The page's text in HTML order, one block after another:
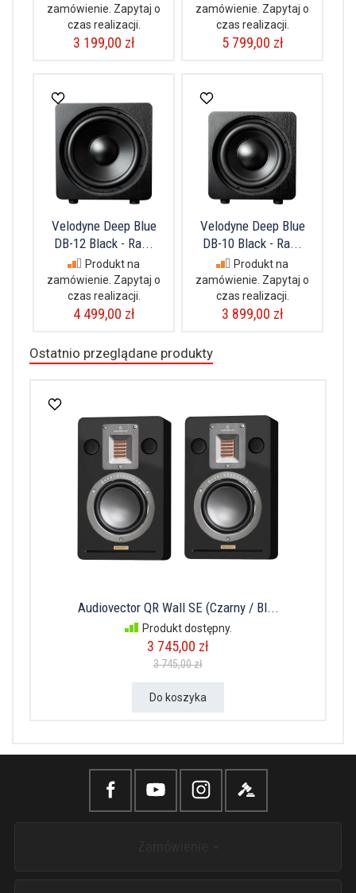
zamówienie. Zapytaj o
czas realizacji.
3 199,00 zł
zamówienie. Zapytaj o
czas realizacji.
5 799,00 zł
Velodyne Deep Blue
DB-12 Black - Ra...
Produkt na
zamówienie. Zapytaj o
czas realizacji.
4 499,00 zł
Velodyne Deep Blue
DB-10 Black - Ra...
Produkt na
zamówienie. Zapytaj o
czas realizacji.
3 899,00 zł
Ostatnio przeglądane produkty
Audiovector QR Wall SE (Czarny / Bl...
Produkt dostępny.
3 745,00 zł
3 745,00 zł
Do koszyka